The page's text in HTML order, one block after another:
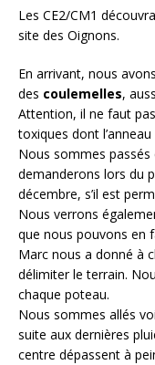
Les CE2/CM1
site des Oignons.
En arrivant, nous
des coulemelles,
Attention, il ne faut
toxiques dont
Nous sommes
demanderons lors du
décembre, s’il est
Nous verrons
que nous pouvons en
Marc nous a donné à
délimiter le terrain.
chaque poteau.
Nous sommes allés
suite aux dernières
centre dépassent à